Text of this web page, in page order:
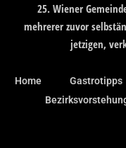
25. Wiener
mehrerer zuvor
jetzigen,
Home Gastrotipps